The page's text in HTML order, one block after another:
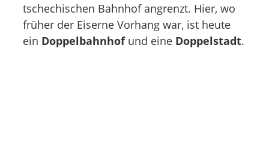
tschechischen Bahnhof angrenzt. Hier, wo
früher der Eiserne Vorhang war, ist heute
ein Doppelbahnhof und eine Doppelstadt.